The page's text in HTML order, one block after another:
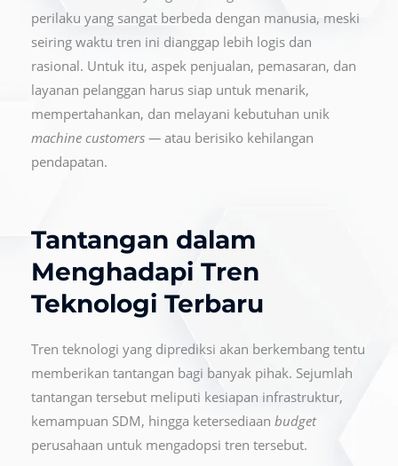
perilaku yang sangat berbeda dengan manusia, meski
seiring waktu tren ini dianggap lebih logis dan
rasional. Untuk itu, aspek penjualan, pemasaran, dan
layanan pelanggan harus siap untuk menarik,
mempertahankan, dan melayani kebutuhan unik
machine customers — atau berisiko kehilangan
pendapatan.
Tantangan dalam
Menghadapi Tren
Teknologi Terbaru
Tren teknologi yang diprediksi akan berkembang tentu
memberikan tantangan bagi banyak pihak. Sejumlah
tantangan tersebut meliputi kesiapan infrastruktur,
kemampuan SDM, hingga ketersediaan budget
perusahaan untuk mengadopsi tren tersebut.